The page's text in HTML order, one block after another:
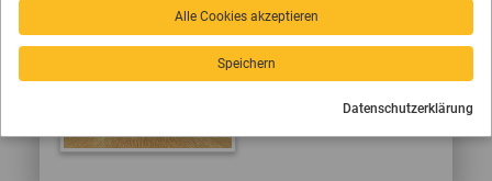
Alle Cookies akzeptieren
Speichern
Datenschutzerklärung